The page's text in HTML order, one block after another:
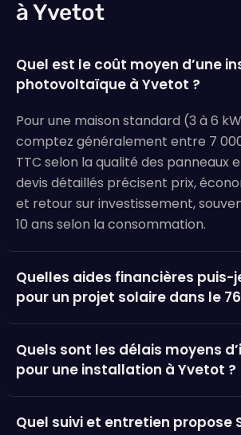
à Yvetot
Quel est le coût moyen d’une
photovoltaïque à Yvetot ?
Pour une maison standard (3 à 6
comptez généralement entre 7
TTC selon la qualité des panneaux
devis détaillés précisent prix,
et retour sur investissement,
10 ans selon la consommation.
Quelles aides financières puis-
pour un projet solaire dans le
Quels sont les délais moyens
pour une installation à Yvetot ?
Quel suivi et entretien propose